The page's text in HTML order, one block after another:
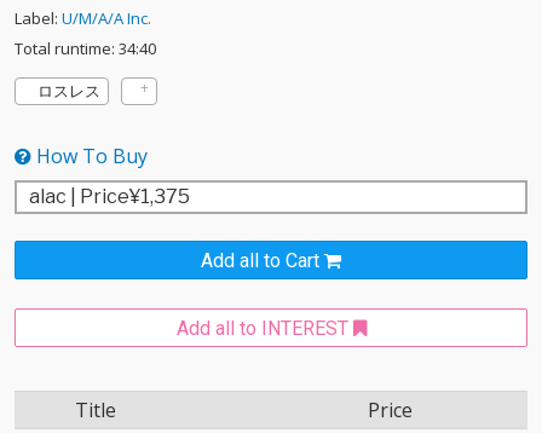
Label: U/M/A/A Inc.
Total runtime: 34:40
ロスレス
How To Buy
Add all to Cart
Add all to INTEREST
Title Price